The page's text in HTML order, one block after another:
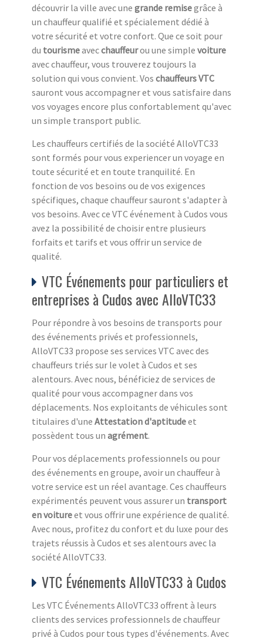
découvrir la ville avec une grande remisegrâce à
un chauffeur qualifié et spécialement dédié à
votre sécurité et votre confort. Que ce soit pour
du tourismeavecchauffeurou une simple voiture
avec chauffeur, vous trouverez toujours la
solution qui vous convient. Vos chauffeurs VTC
sauront vous accompagner et vous satisfaire dans
vos voyages encore plus confortablement qu'avec
un simple transport public.
Les chauffeurs certifiés de la société AlloVTC33
sont formés pour vous experiencer un voyage en
toute sécurité et en toute tranquilité. En
fonction de vos besoins ou de vos exigences
spécifiques, chaque chauffeur sauront s'adapter à
vos besoins. Avec ce VTC événement à Cudos vous
avez la possibilité de choisir entre plusieurs
forfaits et tarifs et vous offrir un service de
qualité.
VTC Événements pour particuliers et
entreprises à Cudos avec AlloVTC33
Pour répondre à vos besoins de transports pour
des événements privés et professionnels,
AlloVTC33 propose ses services VTC avec des
chauffeurs triés sur le volet à Cudos et ses
alentours. Avec nous, bénéficiez de services de
qualité pour vous accompagner dans vos
déplacements. Nos exploitants de véhicules sont
titulaires d'une Attestation d'aptitudeet
possèdent tous un agrément.
Pour vos déplacements professionnels ou pour
des événements en groupe, avoir un chauffeur à
votre service est un réel avantage. Ces chauffeurs
expérimentés peuvent vous assurer un transport
en voitureet vous offrir une expérience de qualité.
Avec nous, profitez du confort et du luxe pour des
trajets réussis à Cudos et ses alentours avec la
société AlloVTC33.
VTC Événements AlloVTC33 à Cudos
Les VTC Événements AlloVTC33 offrent à leurs
clients des services professionnels de chauffeur
privé à Cudos pour tous types d'événements. Avec